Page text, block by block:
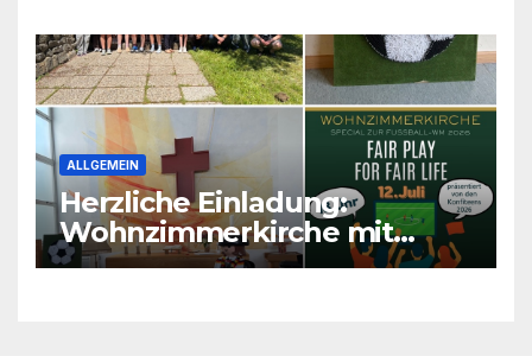
ALLGEMEIN
Herzliche Einladung:
Wohnzimmerkirche mit
unseren Konfis